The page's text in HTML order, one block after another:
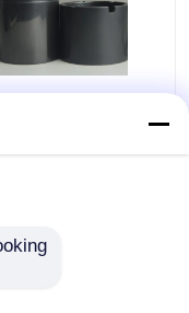
het Glijden
temperatuur van